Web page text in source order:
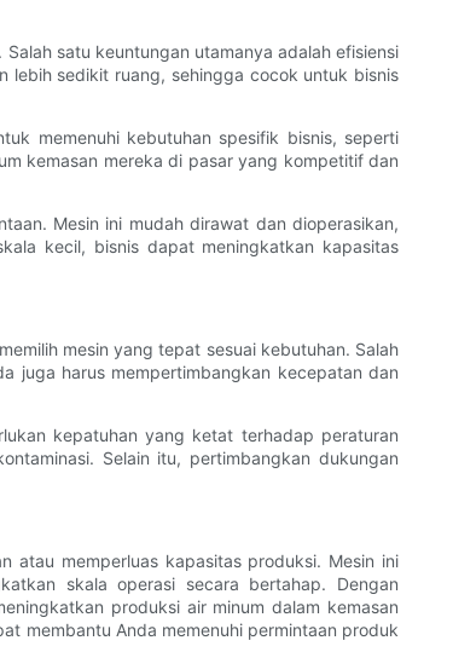
satu keuntungan utamanya adalah efisiensi
lebih sedikit ruang, sehingga cocok untuk bisnis
memenuhi kebutuhan spesifik bisnis, seperti
kemasan mereka di pasar yang kompetitif dan
Mesin ini mudah dirawat dan dioperasikan,
kecil, bisnis dapat meningkatkan kapasitas
mesin yang tepat sesuai kebutuhan. Salah
juga harus mempertimbangkan kecepatan dan
kepatuhan yang ketat terhadap peraturan
Selain itu, pertimbangkan dukungan
atau memperluas kapasitas produksi. Mesin ini
skala operasi secara bertahap. Dengan
produksi air minum dalam kemasan
membantu Anda memenuhi permintaan produk